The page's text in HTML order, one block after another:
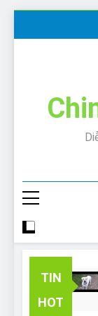
TIN
HOT